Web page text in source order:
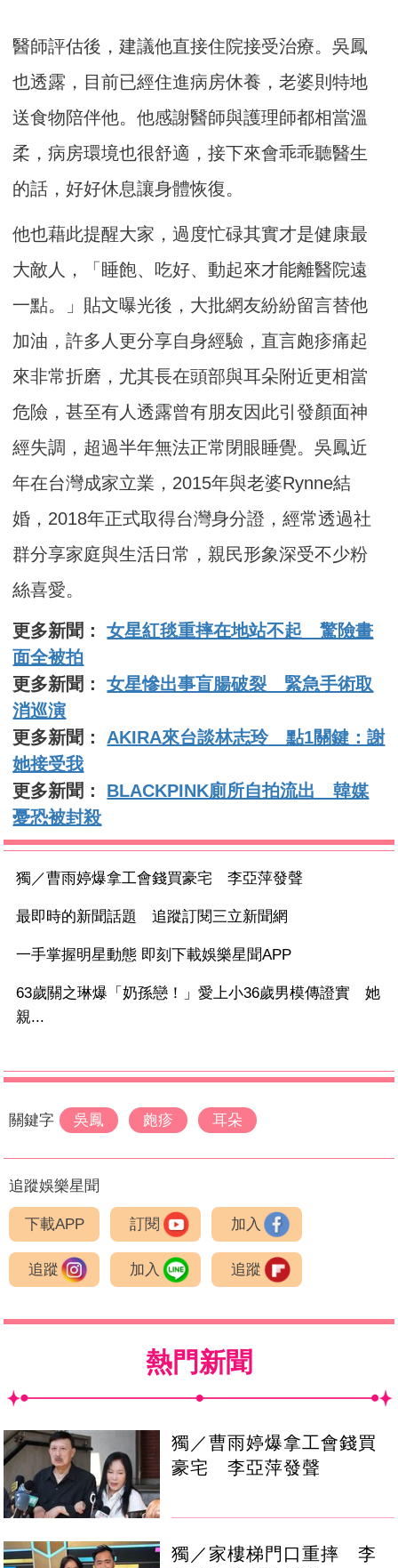
醫師評估後，建議他直接住院接受治療。吳鳳
也透露，目前已經住進病房休養，老婆則特地
送食物陪伴他。他感謝醫師與護理師都相當溫
柔，病房環境也很舒適，接下來會乖乖聽醫生
的話，好好休息讓身體恢復。
他也藉此提醒大家，過度忙碌其實才是健康最
大敵人，「睡飽、吃好、動起來才能離醫院遠
一點。」貼文曝光後，大批網友紛紛留言替他
加油，許多人更分享自身經驗，直言皰疹痛起
來非常折磨，尤其長在頭部與耳朵附近更相當
危險，甚至有人透露曾有朋友因此引發顏面神
經失調，超過半年無法正常閉眼睡覺。吳鳳近
年在台灣成家立業，2015年與老婆Rynne結
婚，2018年正式取得台灣身分證，經常透過社
群分享家庭與生活日常，親民形象深受不少粉
絲喜愛。
更多新聞：女星紅毯重摔在地站不起 驚險畫
面全被拍
更多新聞：女星慘出事盲腸破裂 緊急手術取
消巡演
更多新聞： AKIRA來台談林志玲 點1關鍵：謝
她接受我
更多新聞： BLACKPINK廁所自拍流出 韓媒
憂恐被封殺
獨／曹雨婷爆拿工會錢買豪宅 李亞萍發聲
最即時的新聞話題 追蹤訂閱三立新聞網
一手掌握明星動態 即刻下載娛樂星聞APP
63歲關之琳爆「奶孫戀！」愛上小36歲男模傳證實 她
親...
關鍵字 吳鳳 皰疹 耳朵
追蹤娛樂星聞
下載APP 訂閱 加入
追蹤 加入 追蹤
熱門新聞
獨／曹雨婷爆拿工會錢買
豪宅 李亞萍發聲
獨／家樓梯門口重摔 李